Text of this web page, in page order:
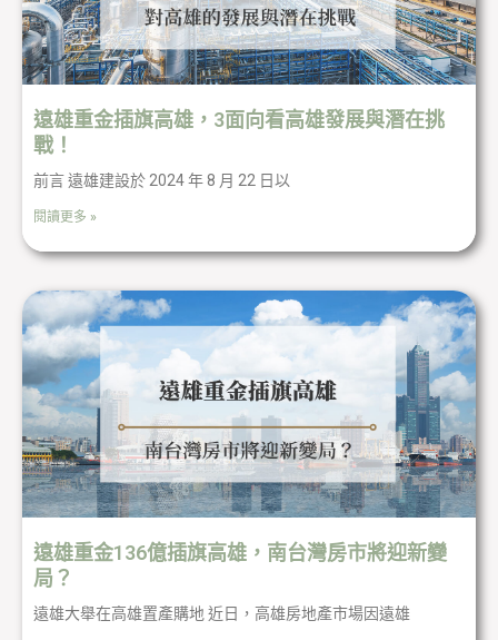
遠雄重金插旗高雄，3面向看高雄發展與潛在挑
戰！
前言 遠雄建設於 2024 年 8 月 22 日以
閱讀更多 »
遠雄重金136億插旗高雄，南台灣房市將迎新變
局？
遠雄大舉在高雄置產購地 近日，高雄房地產市場因遠雄